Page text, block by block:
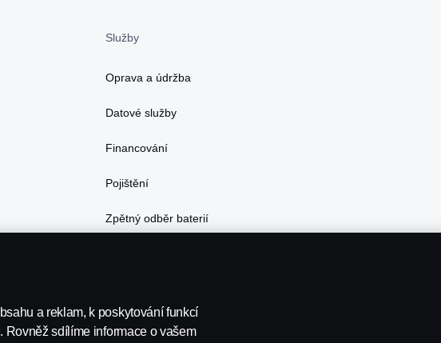
Služby
Oprava a údržba
Datové služby
Financování
Pojištění
Zpětný odběr baterií
a reklam, k poskytování funkcí
sdílíme informace o vašem